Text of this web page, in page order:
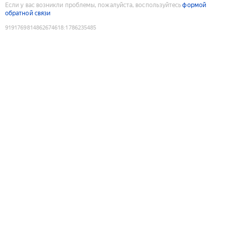
Если у вас возникли проблемы, пожалуйста, воспользуйтесьформой
обратной связи
9191769814862674618:1786235485